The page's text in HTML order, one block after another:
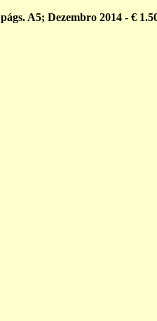
págs. A5; Dezembro 2014 - €